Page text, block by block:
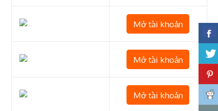
Mở tài khoản
Mở tài khoản
Mở tài khoản